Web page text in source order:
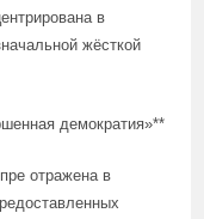
в
жёсткой
демократия»**
отражена в